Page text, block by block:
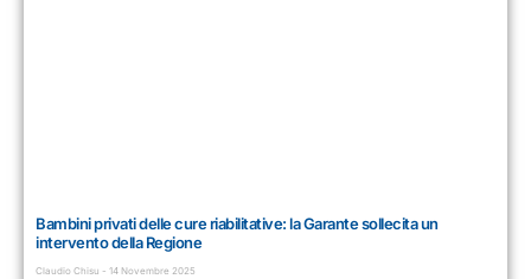
Bambini privati delle cure riabilitative: la Garante sollecita un
intervento della Regione
Claudio Chisu 14 Novembre 2025